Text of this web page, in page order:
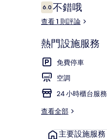
評
論
6.06.0 分，滿分 10 分，
不錯哦
查看 1 則評論
熱門設施服務
免費停車
空調
24 小時櫃台服務
查看全部
主要設施服務